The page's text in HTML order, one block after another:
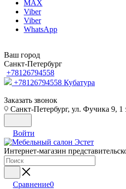
MAX
Viber
Viber
WhatsApp
Ваш город
Санкт-Петербург
+78126794558
+78126794558 Кубатура
Заказать звонок
Санкт-Петербург, ул. Фучика 9, 1
Войти
Интернет-магазин
Сравнение0